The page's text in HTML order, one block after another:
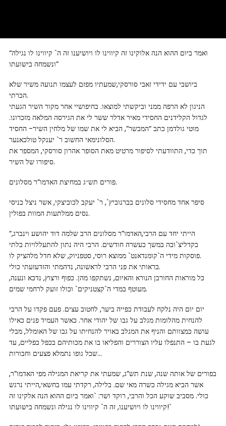
“ואמר ביום ההוא הנה אלוקינו זה קיווינו לו ויושיענו זה ה` קיווינו לו נגילה
ונשמחה בישועתו”
ביושבי עם ידידי זאבי סורסקי,שמעתיו מפזם לעצמו תנועה משיר שלא
הכרתי.
הניגון לא הרפה ממני וביקשתי למוצאו. בחיפושיי אחר מקור השיר הגעתי
לגדול הקלידנים החסידי מאיר אדלר ששר לי את הגירסה המלאה מזכרונו.
מוטי גולדמן כתב “המבשר”, הביא לי את שמו של מלחין השיר- החסיד
הסלונימאי החשוב ר` יענקל טולכאנער.
תוך כדי, התוודעתי לסיפור מרטיט מאת הסופר אהרון סורסקי, המספר את
סיפורו של השיר.
פורים תש״ג במחיצת האדמו”ר מסלונים.
סיפר אחד מחסידי סלונים בברנוביץ`, ר` יעקב לכוביצקי, אשר ניצל בניסי
נסים ממלתעות המוות בפולין.
“הייתי יחד עם הרבי,האדמו”ר מסלונים הרב שלמה דוד יהושע וינברג,
בקדליצ`ובה במשך כעשרה חודשים. הרבי היה נתון להתעללויות בלתי
פוסקות מידי ה`קומנדאנט` ממוצא רוסי, סטפניוק, שלא חדל מלהציק לו.
בראותי את פני הרבי לראשונה, נדהמתי והזדעזעתי כולי.
כל מוראות החורבן הנורא והאיום, נשתקפו מהן. כפוף ורצוץ, נדכא ונענה,
מעוטף במדי ה`קצטניקים` וכולו זועק לרחמי שמים.
יום יום היה נלקח לעבודת כפייה ביער, לחטוב עצים. פעם פקדו על הרבי
להנחית מהלומות מגלב על גבו של יהודי אחר. כאשר העמיד פנים כאילו
עושה כמצוותם והניף את המגלב באויר להנחיתו על גבו של האומלל, מבלי
לגעת בו – התנפלו עליו הצוררים והפליאו בו את מכותיהם בכפל כפליים, עד
שכל גופו נתמלא פצעים וחבורות…
בפורים של אותה שנה, שנת תש”ג, שמעתי את קריאת המגילה מפי האדמו”ר,
אשר הביא מגילה כשרה מאי שם. בלילה, רקדתי עמו בחשאי,הייתי נרגש
כולי. מסביב שוקע הכל והרבי, רוקד ושר: `ואמר ביום ההוא הנה אלקינו זה
קיווינו לו ויושיענו, זה ה` קיווינו לו נגילה ונשמחה בישועתו!`